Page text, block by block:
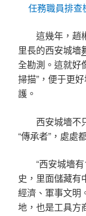
任務職員排
這幾年，趙
里長的西安城墻
全勘測。這就好
掃描”，便于更
護。
西安城墻不
“傳承者”，處處
“西安城墻
史，里面儲藏有
經濟、軍事文明
地，也是工具方